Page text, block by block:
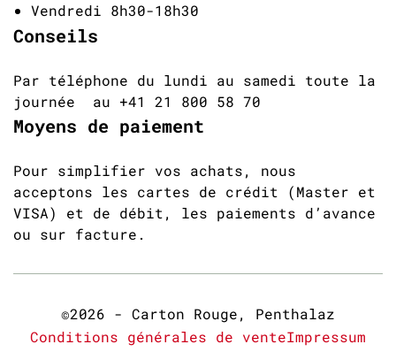
Vendredi 8h30-18h30
Conseils
Par téléphone du lundi au samedi toute la
journée au +41 21 800 58 70
Moyens de paiement
Pour simplifier vos achats, nous
acceptons les cartes de crédit (Master et
VISA) et de débit, les paiements d’avance
ou sur facture.
©2026 - Carton Rouge, Penthalaz
Conditions générales de venteImpressum